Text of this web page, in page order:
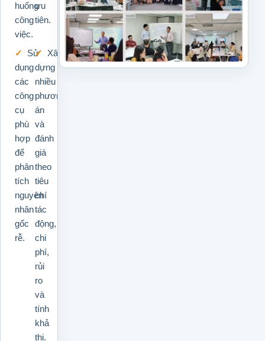
huống
công
việc.
ưu
tiên.
Sử
dụng
các
công
cụ
phù
hợp
để
phân
tích
nguyên
nhân
gốc
rễ.
Xây
dựng
nhiều
phương
án
và
đánh
giá
theo
tiêu
chí
tác
động,
chi
phí,
rủi
ro
và
tính
khả
thi.